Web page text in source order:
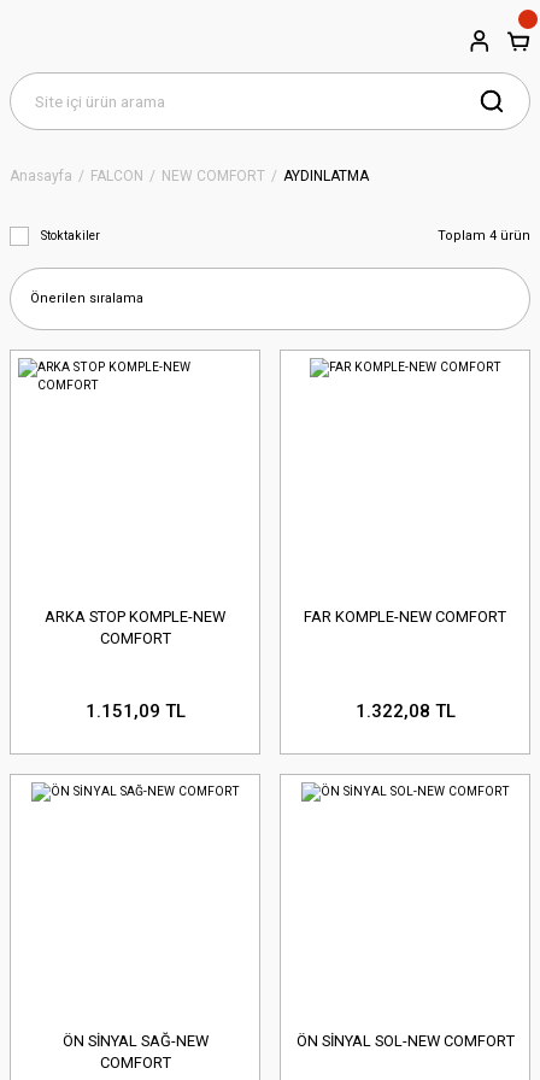
Anasayfa FALCON NEW COMFORT AYDINLATMA
Stoktakiler Toplam 4 ürün
ARKA STOP KOMPLE-NEW
COMFORT
1.151,09 TL
FAR KOMPLE-NEW COMFORT
1.322,08 TL
ÖN SİNYAL SAĞ-NEW
COMFORT
ÖN SİNYAL SOL-NEW COMFORT